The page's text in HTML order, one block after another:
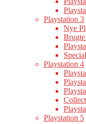
Playstation 3
Nye
Playstation 4
Playstation 5